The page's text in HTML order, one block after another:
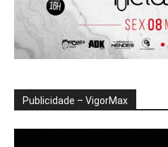
Publicidade – VigorMax